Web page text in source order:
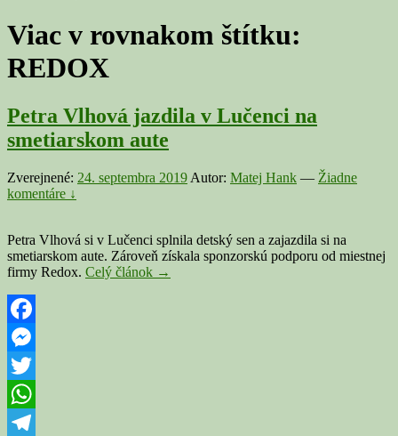
Viac v rovnakom štítku:
REDOX
Petra Vlhová jazdila v Lučenci na
smetiarskom aute
Zverejnené: 24. septembra 2019 Autor: Matej Hank — Žiadne
komentáre ↓
Petra Vlhová si v Lučenci splnila detský sen a zajazdila si na
smetiarskom aute. Zároveň získala sponzorskú podporu od miestnej
firmy Redox. Celý článok Petra
→
Facebook
Messenger
Twitter
WhatsApp